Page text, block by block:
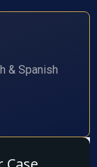
& Spanish